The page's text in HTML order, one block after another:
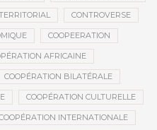
CONTROVERSE
COOPEERATION
AFRICAINE
COOPÉRATION BILATÉRALE
COOPÉRATION CULTURELLE
INTERNATIONALE